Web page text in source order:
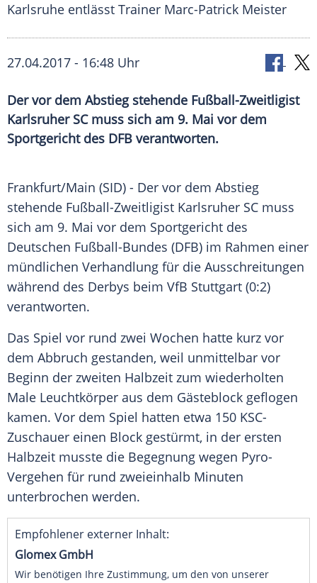
Karlsruhe entlässt Trainer Marc-Patrick Meister
27.04.2017 - 16:48 Uhr
Der vor dem Abstieg stehende Fußball-Zweitligist
Karlsruher SC muss sich am 9. Mai vor dem
Sportgericht des DFB verantworten.
Frankfurt/Main (SID) - Der vor dem Abstieg
stehende Fußball-Zweitligist Karlsruher SC muss
sich am 9. Mai vor dem Sportgericht des
Deutschen Fußball-Bundes (DFB) im Rahmen einer
mündlichen Verhandlung für die Ausschreitungen
während des Derbys beim VfB Stuttgart (0:2)
verantworten.
Das Spiel vor rund zwei Wochen hatte kurz vor
dem Abbruch gestanden, weil unmittelbar vor
Beginn der zweiten Halbzeit zum wiederholten
Male Leuchtkörper aus dem Gästeblock geflogen
kamen. Vor dem Spiel hatten etwa 150 KSC-
Zuschauer einen Block gestürmt, in der ersten
Halbzeit musste die Begegnung wegen Pyro-
Vergehen für rund zweieinhalb Minuten
unterbrochen werden.
Empfohlener externer Inhalt:
Glomex GmbH
Wir benötigen Ihre Zustimmung, um den von unserer